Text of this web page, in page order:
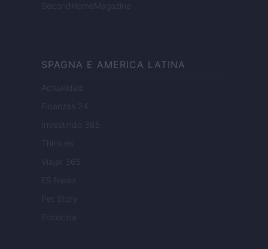
SecondHomeMagazine
SPAGNA E AMERICA LATINA
Actualidad
Finanzas 24
Investindo 365
Think.es
Viajar 365
ES Newz
Pet Story
Encocina